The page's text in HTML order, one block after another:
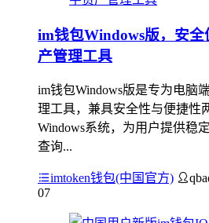
im钱包Windows版，安
产管理工具
im钱包Windows版是专为电脑
理工具，兼具安全性与便捷性
Windows系统，为用户提供稳
查询...
imtoken钱包(中国官方)
07